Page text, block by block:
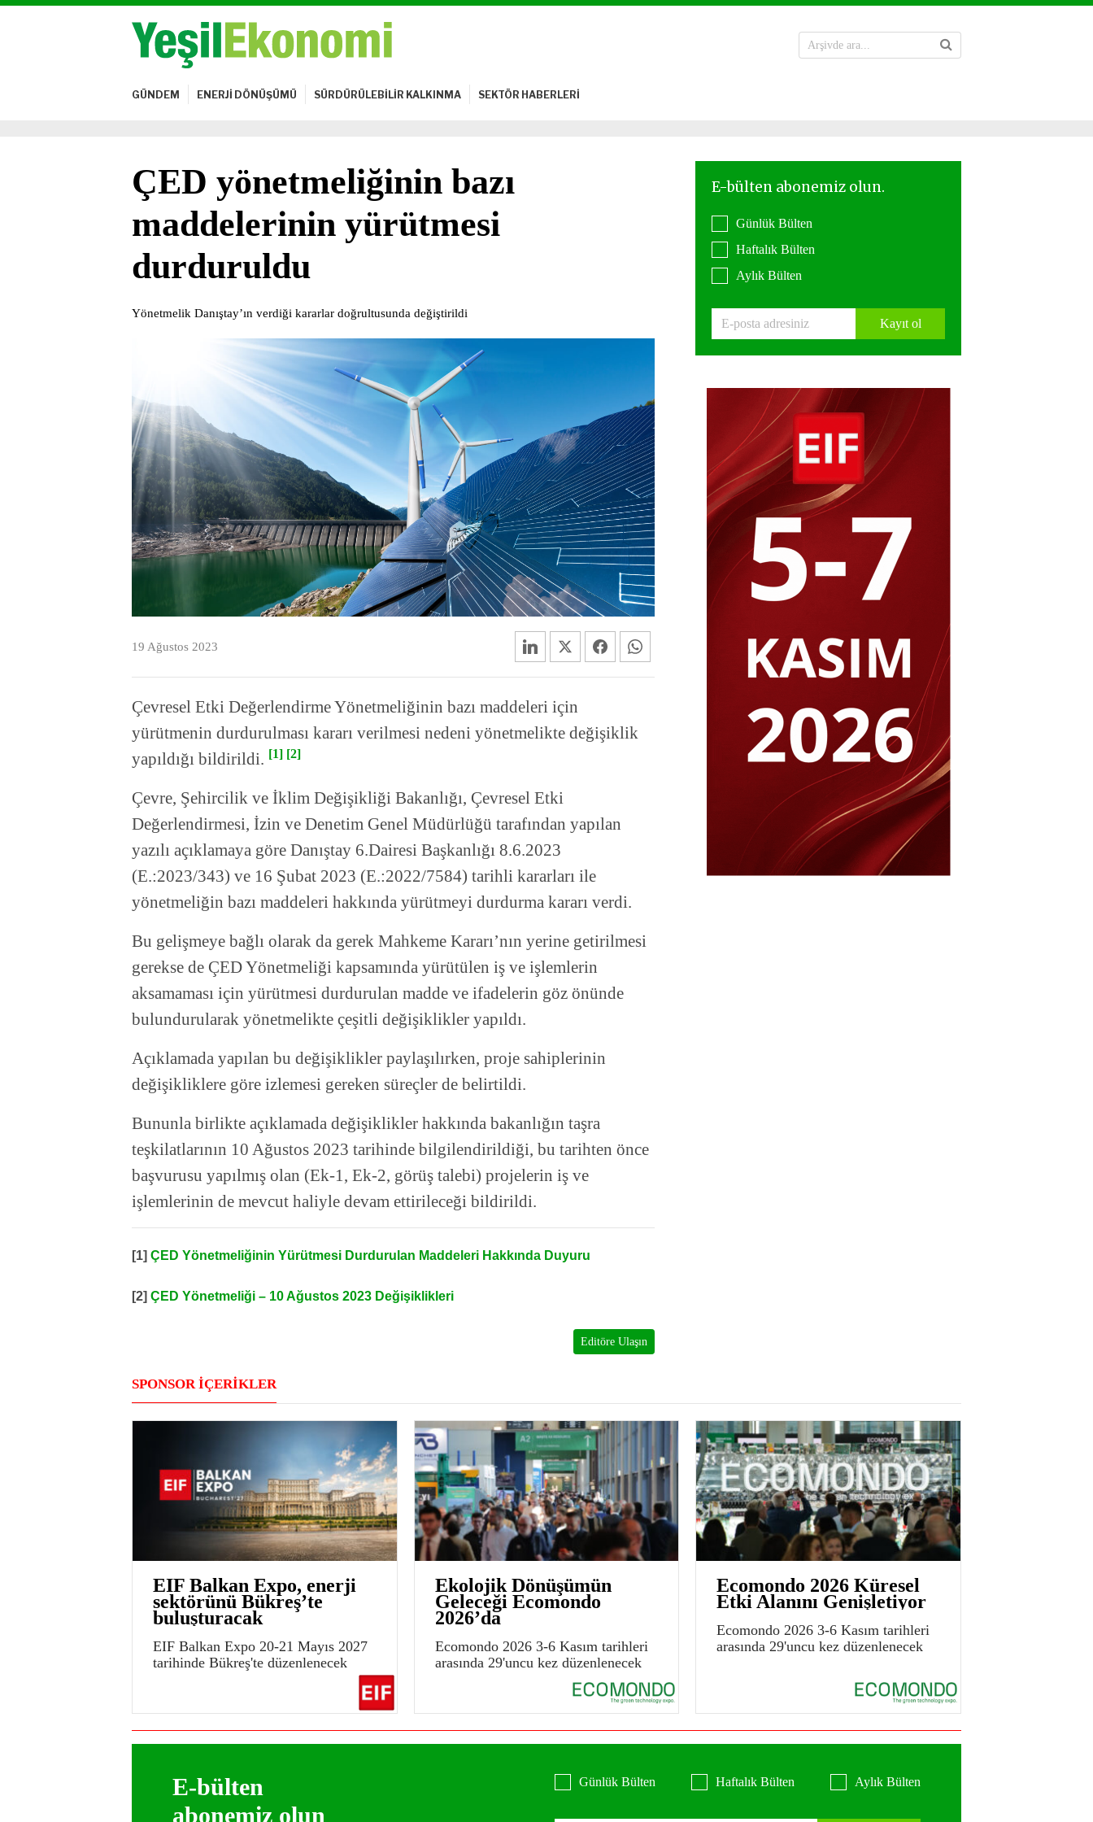
GÜNDEM ENERJİ DÖNÜŞÜMÜ SÜRDÜRÜLEBİLİR KALKINMA SEKTÖR HABERLERİ
ÇED yönetmeliğinin bazı
maddelerinin yürütmesi
durduruldu
Yönetmelik Danıştay’ın verdiği kararlar doğrultusunda değiştirildi
19 Ağustos 2023
Çevresel Etki Değerlendirme Yönetmeliğinin bazı maddeleri için
yürütmenin durdurulması kararı verilmesi nedeni yönetmelikte değişiklik
yapıldığı bildirildi. [1] [2]
Çevre, Şehircilik ve İklim Değişikliği Bakanlığı, Çevresel Etki
Değerlendirmesi, İzin ve Denetim Genel Müdürlüğü tarafından yapılan
yazılı açıklamaya göre Danıştay 6.Dairesi Başkanlığı 8.6.2023
(E.:2023/343) ve 16 Şubat 2023 (E.:2022/7584) tarihli kararları ile
yönetmeliğin bazı maddeleri hakkında yürütmeyi durdurma kararı verdi.
Bu gelişmeye bağlı olarak da gerek Mahkeme Kararı’nın yerine getirilmesi
gerekse de ÇED Yönetmeliği kapsamında yürütülen iş ve işlemlerin
aksamaması için yürütmesi durdurulan madde ve ifadelerin göz önünde
bulundurularak yönetmelikte çeşitli değişiklikler yapıldı.
Açıklamada yapılan bu değişiklikler paylaşılırken, proje sahiplerinin
değişikliklere göre izlemesi gereken süreçler de belirtildi.
Bununla birlikte açıklamada değişiklikler hakkında bakanlığın taşra
teşkilatlarının 10 Ağustos 2023 tarihinde bilgilendirildiği, bu tarihten önce
başvurusu yapılmış olan (Ek-1, Ek-2, görüş talebi) projelerin iş ve
işlemlerinin de mevcut haliyle devam ettirileceği bildirildi.
[1] ÇED Yönetmeliğinin Yürütmesi Durdurulan Maddeleri Hakkında Duyuru
[2] ÇED Yönetmeliği – 10 Ağustos 2023 Değişiklikleri
Editöre Ulaşın
Günlük Bülten
Haftalık Bülten
Aylık Bülten
Kayıt ol
SPONSOR İÇERİKLER
EIF Balkan Expo, enerji
sektörünü Bükreş’te
buluşturacak
EIF Balkan Expo 20-21 Mayıs 2027
tarihinde Bükreş'te düzenlenecek
Ekolojik Dönüşümün
Geleceği Ecomondo
2026’da
Ecomondo 2026 3-6 Kasım tarihleri
arasında 29'uncu kez düzenlenecek
Ecomondo 2026 Küresel
Etki Alanını Genişletiyor
Ecomondo 2026 3-6 Kasım tarihleri
arasında 29'uncu kez düzenlenecek
E-bülten
abonemiz olun
Günlük Bülten Haftalık Bülten Aylık Bülten